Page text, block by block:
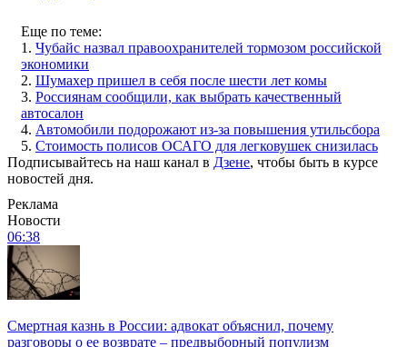
Еще по теме:
1. Чубайс назвал правоохранителей тормозом российской
экономики
2. Шумахер пришел в себя после шести лет комы
3. Россиянам сообщили, как выбрать качественный
автосалон
4. Автомобили подорожают из-за повышения утильсбора
5. Стоимость полисов ОСАГО для легковушек снизилась
Подписывайтесь на наш канал в Дзене, чтобы быть в курсе
новостей дня.
Реклама
Новости
06:38
Смертная казнь в России: адвокат объяснил, почему
разговоры о ее возврате – предвыборный популизм